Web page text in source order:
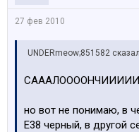
27 фев 2010
UNDERmeow;851582
но вот не понимаю, в
Е38 черный, в другой